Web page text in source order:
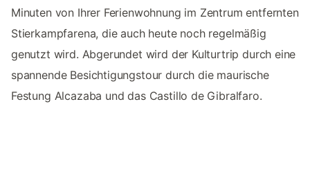
Minuten von Ihrer Ferienwohnung im Zentrum entfernten
Stierkampfarena, die auch heute noch regelmäßig
genutzt wird. Abgerundet wird der Kulturtrip durch eine
spannende Besichtigungstour durch die maurische
Festung Alcazaba und das Castillo de Gibralfaro.